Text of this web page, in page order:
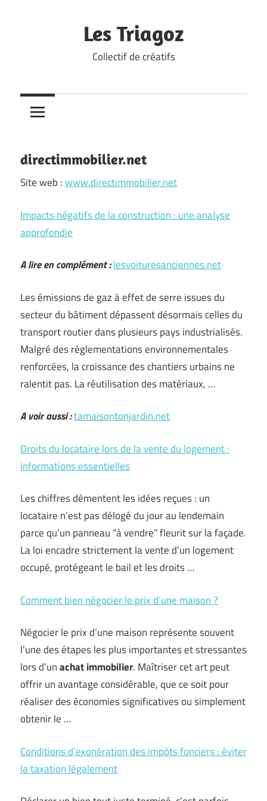
Les Triagoz
Collectif de créatifs
directimmobilier.net
Site web :www.directimmobilier.net
Impacts négatifs de la construction : une analyse
approfondie
A lire en complément :lesvoituresanciennes.net
Les émissions de gaz à effet de serre issues du
secteur du bâtiment dépassent désormais celles du
transport routier dans plusieurs pays industrialisés.
Malgré des réglementations environnementales
renforcées, la croissance des chantiers urbains ne
ralentit pas. La réutilisation des matériaux, …
A voir aussi :tamaisontonjardin.net
Droits du locataire lors de la vente du logement :
informations essentielles
Les chiffres démentent les idées reçues : un
locataire n’est pas délogé du jour au lendemain
parce qu’un panneau “à vendre” fleurit sur la façade.
La loi encadre strictement la vente d’un logement
occupé, protégeant le bail et les droits …
Comment bien négocier le prix d’une maison ?
Négocier le prix d’une maison représente souvent
l’une des étapes les plus importantes et stressantes
lors d’unachat immobilier. Maîtriser cet art peut
offrir un avantage considérable, que ce soit pour
réaliser des économies significatives ou simplement
obtenir le …
Conditions d’exonération des impôts fonciers : éviter
la taxation légalement